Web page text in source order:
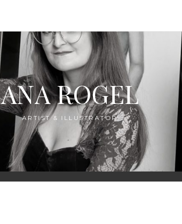
ANA ROGEL
ARTIST & ILLUSTRATOR